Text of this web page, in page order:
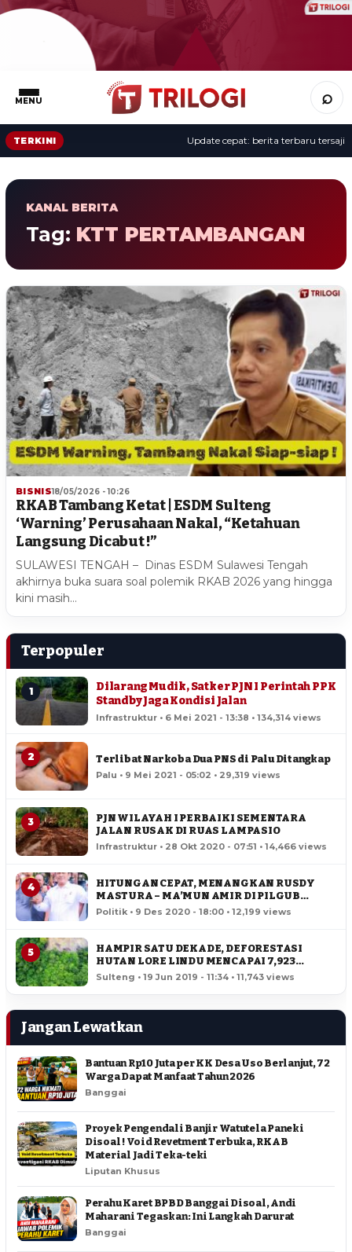
MENU ⌕
TERKINI Update cepat: berita terbaru tersaji
KANAL BERITA
Tag: KTT PERTAMBANGAN
BISNIS18/05/2026 - 10:26
RKAB Tambang Ketat | ESDM Sulteng
‘Warning’ Perusahaan Nakal, “Ketahuan
Langsung Dicabut !”
SULAWESI TENGAH – Dinas ESDM Sulawesi Tengah
akhirnya buka suara soal polemik RKAB 2026 yang hingga
kini masih…
Terpopuler
1
Dilarang Mudik, Satker PJN I Perintah PPK
Standby Jaga Kondisi Jalan
Infrastruktur • 6 Mei 2021 - 13:38 • 134,314 views
2 Terlibat Narkoba Dua PNS di Palu Ditangkap
Palu • 9 Mei 2021 - 05:02 • 29,319 views
3
PJN WILAYAH I PERBAIKI SEMENTARA
JALAN RUSAK DI RUAS LAMPASIO
Infrastruktur • 28 Okt 2020 - 07:51 • 14,466 views
4
HITUNGAN CEPAT, MENANGKAN RUSDY
MASTURA – MA’MUN AMIR DI PILGUB
SULTENG
Politik • 9 Des 2020 - 18:00 • 12,199 views
5
HAMPIR SATU DEKADE, DEFORESTASI
HUTAN LORE LINDU MENCAPAI 7,923
HEKTAR
Sulteng • 19 Jun 2019 - 11:34 • 11,743 views
Jangan Lewatkan
Bantuan Rp10 Juta per KK Desa Uso Berlanjut, 72
Warga Dapat Manfaat Tahun 2026
Banggai
Proyek Pengendali Banjir Watutela Paneki
Disoal ! Void Revetment Terbuka, RKAB
Material Jadi Teka-teki
Liputan Khusus
Perahu Karet BPBD Banggai Disoal, Andi
Maharani Tegaskan: Ini Langkah Darurat
Banggai